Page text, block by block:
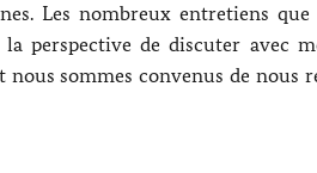
Les nombreux entretiens
perspective de discuter avec
nous sommes convenus de nous